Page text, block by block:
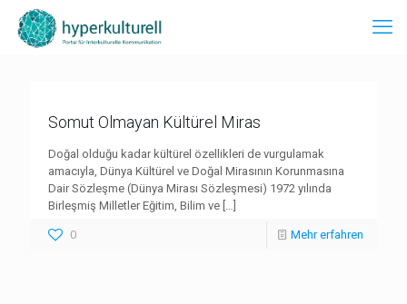
Somut Olmayan Kültürel Miras
Doğal olduğu kadar kültürel özellikleri de vurgulamak
amacıyla, Dünya Kültürel ve Doğal Mirasının Korunmasına
Dair Sözleşme (Dünya Mirası Sözleşmesi) 1972 yılında
Birleşmiş Milletler Eğitim, Bilim ve […]
0 Mehr erfahren